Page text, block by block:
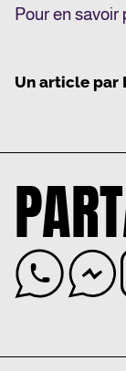
Pour en savoir
Un article par